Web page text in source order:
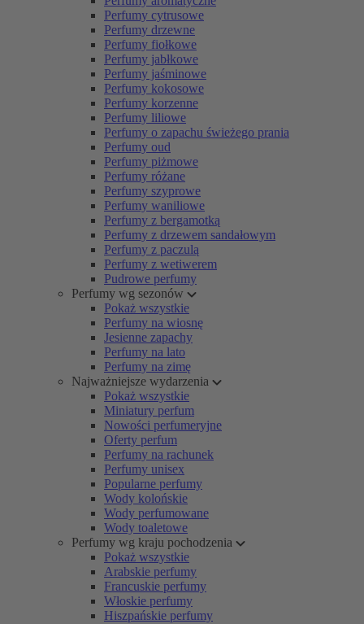
Perfumy cytrusowe
Perfumy drzewne
Perfumy fiołkowe
Perfumy jabłkowe
Perfumy jaśminowe
Perfumy kokosowe
Perfumy korzenne
Perfumy liliowe
Perfumy o zapachu świeżego prania
Perfumy oud
Perfumy piżmowe
Perfumy różane
Perfumy szyprowe
Perfumy waniliowe
Perfumy z bergamotką
Perfumy z drzewem sandałowym
Perfumy z paczulą
Perfumy z wetiwerem
Pudrowe perfumy
Perfumy wg sezonów
Pokaż wszystkie
Perfumy na wiosnę
Jesienne zapachy
Perfumy na lato
Perfumy na zimę
Najważniejsze wydarzenia
Pokaż wszystkie
Miniatury perfum
Nowości perfumeryjne
Oferty perfum
Perfumy na rachunek
Perfumy unisex
Popularne perfumy
Wody kolońskie
Wody perfumowane
Wody toaletowe
Perfumy wg kraju pochodzenia
Pokaż wszystkie
Arabskie perfumy
Francuskie perfumy
Włoskie perfumy
Hiszpańskie perfumy